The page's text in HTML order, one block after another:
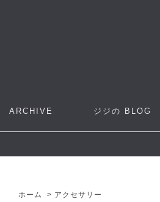
ARCHIVE ジジの BLOG
ホーム > アクセサリー